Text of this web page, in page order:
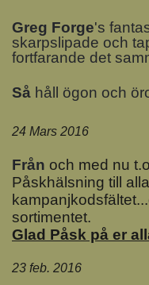
Greg Forge's
skarpslipade och
fortfarande det
Så håll ögon och
24 Mars 2016
Från och med nu
Påskhälsning till
sortimentet.
Glad Påsk på er
23 feb. 2016